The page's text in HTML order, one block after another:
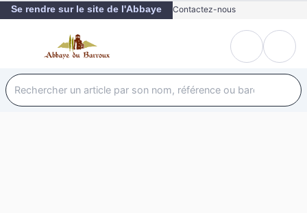
Se rendre sur le site de l'Abbaye Contactez-nous